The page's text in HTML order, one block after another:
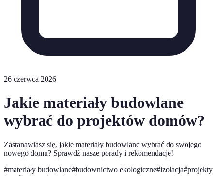
26 czerwca 2026
Jakie materiały budowlane
wybrać do projektów domów?
Zastanawiasz się, jakie materiały budowlane wybrać do swojego
nowego domu? Sprawdź nasze porady i rekomendacje!
#materiały budowlane#budownictwo ekologiczne#izolacja#projekty